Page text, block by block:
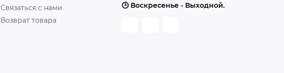
Связаться с нами
Возврат товара
🕒 Воскресенье - Выходной.